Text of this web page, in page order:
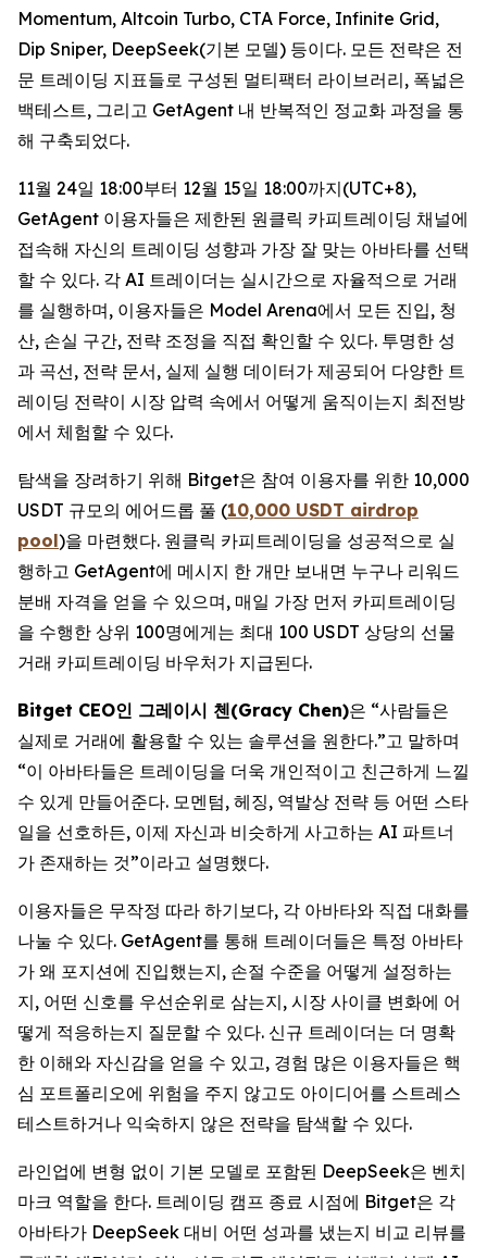
Momentum, Altcoin Turbo, CTA Force, Infinite Grid,
Dip Sniper, DeepSeek(기본 모델) 등이다. 모든 전략은 전
문 트레이딩 지표들로 구성된 멀티팩터 라이브러리, 폭넓은
백테스트, 그리고 GetAgent 내 반복적인 정교화 과정을 통
해 구축되었다.
11월 24일 18:00부터 12월 15일 18:00까지(UTC+8),
GetAgent 이용자들은 제한된 원클릭 카피트레이딩 채널에
접속해 자신의 트레이딩 성향과 가장 잘 맞는 아바타를 선택
할 수 있다. 각 AI 트레이더는 실시간으로 자율적으로 거래
를 실행하며, 이용자들은 Model Arena에서 모든 진입, 청
산, 손실 구간, 전략 조정을 직접 확인할 수 있다. 투명한 성
과 곡선, 전략 문서, 실제 실행 데이터가 제공되어 다양한 트
레이딩 전략이 시장 압력 속에서 어떻게 움직이는지 최전방
에서 체험할 수 있다.
탐색을 장려하기 위해 Bitget은 참여 이용자를 위한 10,000
USDT 규모의 에어드롭 풀 (10,000 USDT airdrop
pool)을 마련했다. 원클릭 카피트레이딩을 성공적으로 실
행하고 GetAgent에 메시지 한 개만 보내면 누구나 리워드
분배 자격을 얻을 수 있으며, 매일 가장 먼저 카피트레이딩
을 수행한 상위 100명에게는 최대 100 USDT 상당의 선물
거래 카피트레이딩 바우처가 지급된다.
Bitget CEO인 그레이시 첸(Gracy Chen)은 “사람들은
실제로 거래에 활용할 수 있는 솔루션을 원한다.”고 말하며
“이 아바타들은 트레이딩을 더욱 개인적이고 친근하게 느낄
수 있게 만들어준다. 모멘텀, 헤징, 역발상 전략 등 어떤 스타
일을 선호하든, 이제 자신과 비슷하게 사고하는 AI 파트너
가 존재하는 것”이라고 설명했다.
이용자들은 무작정 따라 하기보다, 각 아바타와 직접 대화를
나눌 수 있다. GetAgent를 통해 트레이더들은 특정 아바타
가 왜 포지션에 진입했는지, 손절 수준을 어떻게 설정하는
지, 어떤 신호를 우선순위로 삼는지, 시장 사이클 변화에 어
떻게 적응하는지 질문할 수 있다. 신규 트레이더는 더 명확
한 이해와 자신감을 얻을 수 있고, 경험 많은 이용자들은 핵
심 포트폴리오에 위험을 주지 않고도 아이디어를 스트레스
테스트하거나 익숙하지 않은 전략을 탐색할 수 있다.
라인업에 변형 없이 기본 모델로 포함된 DeepSeek은 벤치
마크 역할을 한다. 트레이딩 캠프 종료 시점에 Bitget은 각
아바타가 DeepSeek 대비 어떤 성과를 냈는지 비교 리뷰를